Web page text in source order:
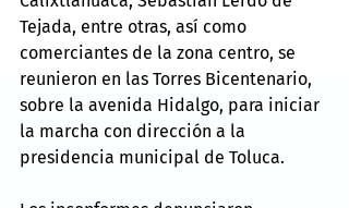
Tejada, entre otras, así como
comerciantes de la zona centro, se
reunieron en las Torres Bicentenario,
sobre la avenida Hidalgo, para iniciar
la marcha con dirección a la
presidencia municipal de Toluca.